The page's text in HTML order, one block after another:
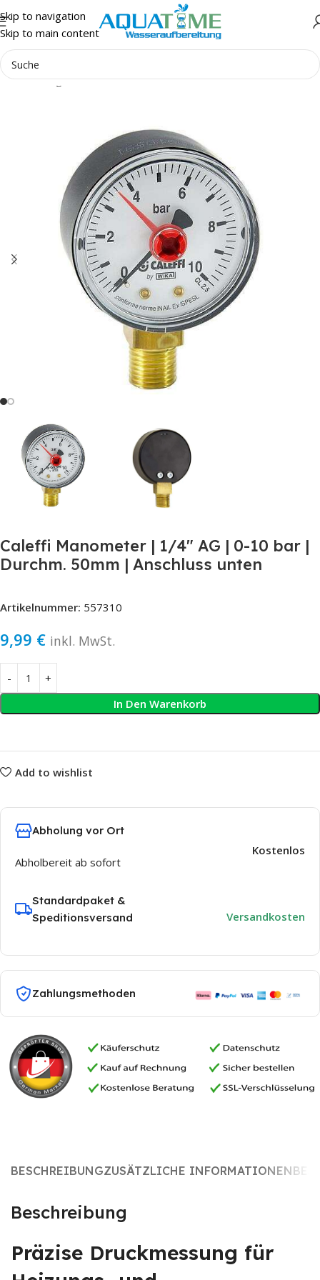
Skip to navigation
Skip to main content
Start Anlagenzubehör Druckminderer
Caleffi Manometer | 1/4″ AG | 0-10 bar |
Durchm. 50mm | Anschluss unten
Artikelnummer: 557310
9,99 € inkl. MwSt.
In Den Warenkorb
Add to wishlist
Abholung vor Ort
Abholbereit ab sofort
Kostenlos
Standardpaket &
Speditionsversand
Versandkosten
Zahlungsmethoden
BESCHREIBUNGZUSÄTZLICHE INFORMATIONEN
Beschreibung
Präzise Druckmessung für